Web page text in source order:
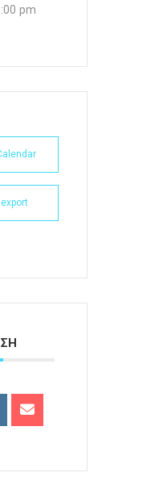
pm